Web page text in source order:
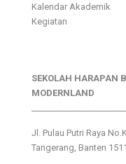
Kalendar Akademik
Kegiatan
SEKOLAH HARAPAN
MODERNLAND
Jl. Pulau Putri Raya
Tangerang, Banten